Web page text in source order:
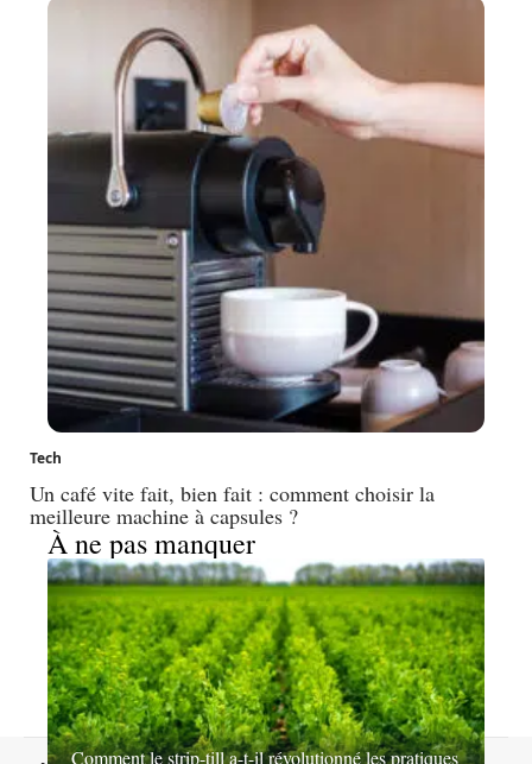
Tech
Un café vite fait, bien fait : comment choisir la
meilleure machine à capsules ?
À ne pas manquer
Comment le strip-till a-t-il révolutionné les pratiques